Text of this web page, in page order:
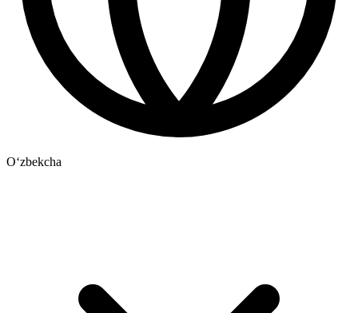
Oʻzbekcha